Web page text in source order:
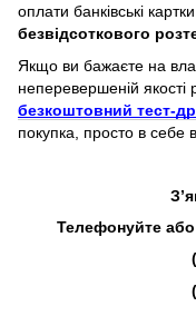
оплати банківські картки
безвідсоткового
Якщо ви бажаєте на
неперевершеній якості
безкоштовний тест-
покупка, просто в себе
Телефонуйте або